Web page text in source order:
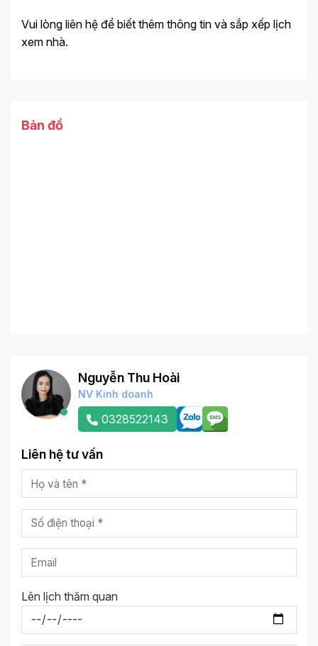
Vui lòng liên hệ để biết thêm thông tin và sắp xếp lịch
xem nhà.
Bản đồ
Nguyễn Thu Hoài
NV Kinh doanh
0328522143
Liên hệ tư vấn
Lên lịch thăm quan